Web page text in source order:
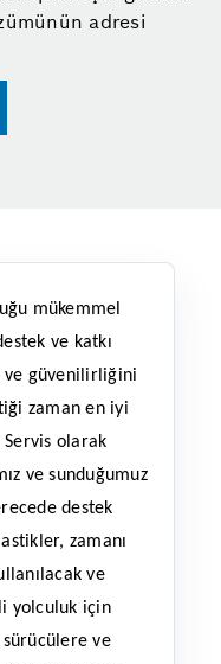
adresi
mükemmel
ve katkı
ve güvenilirliğini
zaman en iyi
olarak
ve sunduğumuz
destek
zamanı
ve
yolculuk için
sürücülere ve